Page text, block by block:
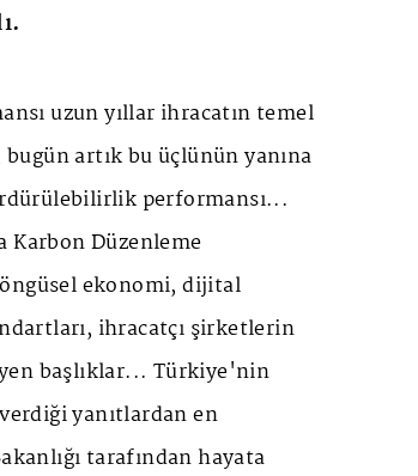
uzun yıllar ihracatın temel
artık bu üçlünün yanına
performansı...
Karbon Düzenleme
ekonomi, dijital
ihracatçı şirketlerin
başlıklar... Türkiye'nin
yanıtlardan en
tarafından hayata